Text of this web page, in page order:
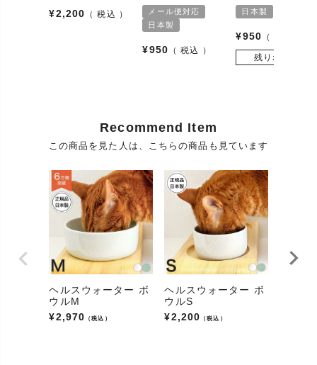
ネコの水分補給、ペット用食器、猫用食器、犬用食
外部機関に
有り
パッケージ
箱
1
配送
宅配便
地域により異なります
カテゴリ
食器
猫用品、猫グッズ、猫雑貨、猫アイテム、猫用具、
¥2,200 税込
メール便対応
日本製
¥950 税込
日本製
¥950
残りわずか
Recommend Item
この商品を見た人は、こちらの商品も見ています
ヘルスウォーター ボ
ウルM
¥2,970 （税込）
ヘルスウォーター ボ
ウルS
¥2,200 （税込）